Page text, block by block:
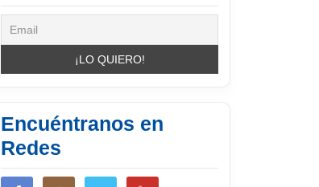
Encuéntranos en
Redes